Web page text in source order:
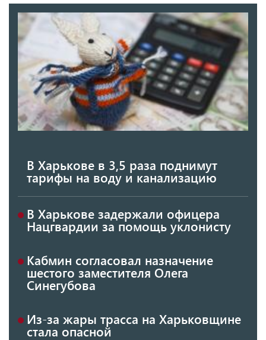
В Харькове в 3,5 раза поднимут
тарифы на воду и канализацию
В Харькове задержали офицера
Нацгвардии за помощь уклонисту
Кабмин согласовал назначение
шестого заместителя Олега
Синегубова
Из-за жары трасса на Харьковщине
стала опасной